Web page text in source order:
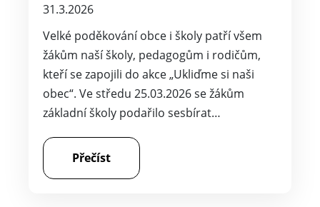
31.3.2026
Velké poděkování obce i školy patří všem
žákům naší školy, pedagogům i rodičům,
kteří se zapojili do akce „Ukliďme si naši
obec“. Ve středu 25.03.2026 se žákům
základní školy podařilo sesbírat…
Přečíst